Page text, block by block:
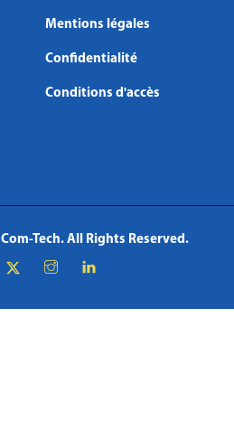
Mentions légales
Confidentialité
Conditions d'accès
Com-Tech. All Rights Reserved.